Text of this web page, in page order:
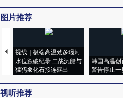
图片推荐
视线｜极端高温致多瑙河
水位跌破纪录 二战沉船与
猛犸象化石接连露出
韩国高温创
警告停止一
视听推荐